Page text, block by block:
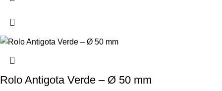
Rolo Antigota Verde – Ø 50 mm